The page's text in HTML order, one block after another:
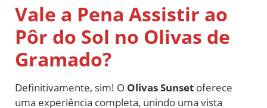
Vale a Pena Assistir ao
Pôr do Sol no Olivas de
Gramado?
Definitivamente, sim! O Olivas Sunset oferece
uma experiência completa, unindo uma vista